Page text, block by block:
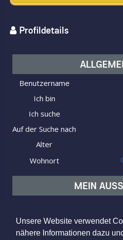
Unsere Website verwendet
nähere Informationen dazu
Profildetails
Benutzername
Ich bin
Ich suche
Auf der Suche nach
Alter
Wohnort
MEIN
Figur
Haarfarbe